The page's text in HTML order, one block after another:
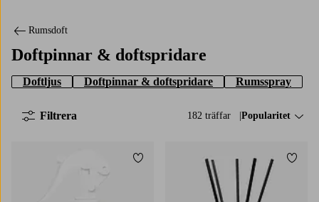
Rumsdoft
Doftpinnar & doftspridare
Doftljus Doftpinnar & doftspridare Rumsspray
182 träffar Sortera på:
Popularitet
Filtrera
Lägg till i favoriter